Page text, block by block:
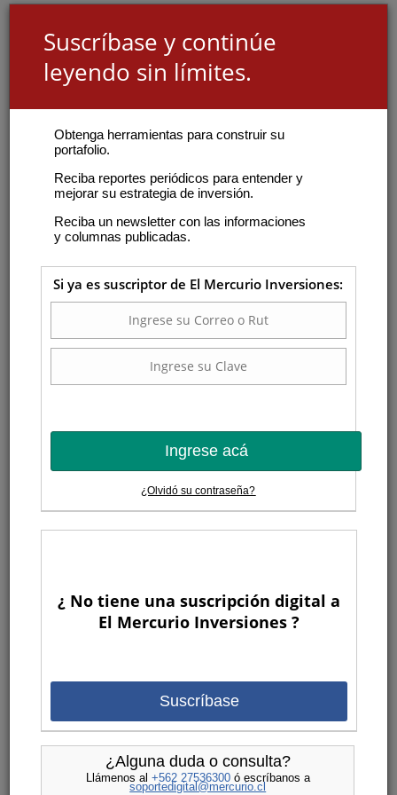
Suscríbase y continúe
leyendo sin límites.
Obtenga herramientas para construir su
portafolio.
Reciba reportes periódicos para entender y
mejorar su estrategia de inversión.
Reciba un newsletter con las informaciones
y columnas publicadas.
Si ya es suscriptor de El Mercurio Inversiones:
Ingrese acá
¿Olvidó su contraseña?
¿ No tiene una suscripción digital a
El Mercurio Inversiones ?
Suscríbase
¿Alguna duda o consulta?
Llámenos al +562 27536300ó escríbanos a
soportedigital@mercurio.cl